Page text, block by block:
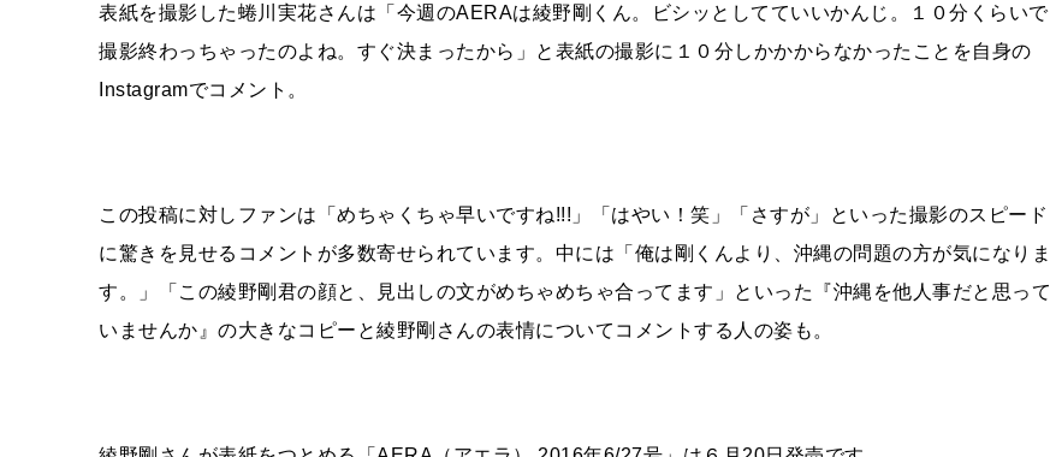
表紙を撮影した蜷川実花さんは「今週のAERAは綾野剛くん。ビシッとしてていいかんじ。１０分くらいで
撮影終わっちゃったのよね。すぐ決まったから」と表紙の撮影に１０分しかかからなかったことを自身の
Instagramでコメント。
この投稿に対しファンは「 めちゃくちゃ早いですね!!!」「はやい！笑」「さすが」といった撮影のスピード
に驚きを見せるコメントが多数寄せられています。中には「俺は剛くんより、沖縄の問題の方が気になりま
す。」「この綾野剛君の顔と、見出しの文がめちゃめちゃ合ってます」といった『沖縄を他人事だと思って
いませんか』の大きなコピーと綾野剛さんの表情についてコメントする人の姿も。